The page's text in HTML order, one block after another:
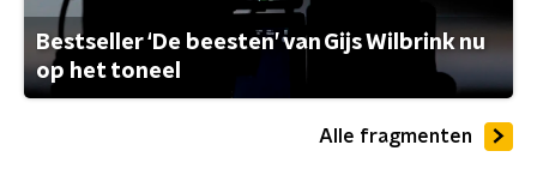
Bestseller ‘De beesten’ van Gijs Wilbrink nu
op het toneel
Alle fragmenten